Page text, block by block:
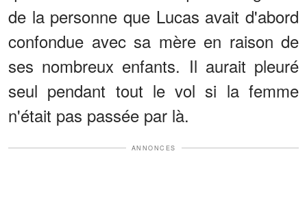
de la personne que Lucas avait d'abord
confondue avec sa mère en raison de
ses nombreux enfants. Il aurait pleuré
seul pendant tout le vol si la femme
n'était pas passée par là.
ANNONCES